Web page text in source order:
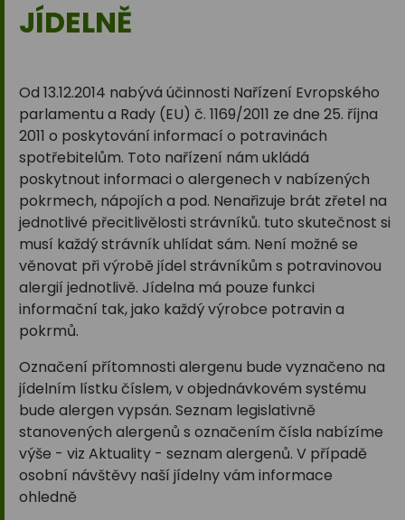
JÍDELNĚ
Od 13.12.2014 nabývá účinnosti Nařízení Evropského
parlamentu a Rady (EU) č. 1169/2011 ze dne 25. října
2011 o poskytování informací o potravinách
spotřebitelům. Toto nařízení nám ukládá
poskytnout informaci o alergenech v nabízených
pokrmech, nápojích a pod. Nenařizuje brát zřetel na
jednotlivé přecitlivělosti strávníků. tuto skutečnost si
musí každý strávník uhlídat sám. Není možné se
věnovat při výrobě jídel strávníkům s potravinovou
alergií jednotlivě. Jídelna má pouze funkci
informační tak, jako každý výrobce potravin a
pokrmů.
Označení přítomnosti alergenu bude vyznačeno na
jídelním lístku číslem, v objednávkovém systému
bude alergen vypsán. Seznam legislativně
stanovených alergenů s označením čísla nabízíme
výše - viz Aktuality - seznam alergenů. V případě
osobní návštěvy naší jídelny vám informace
ohledně